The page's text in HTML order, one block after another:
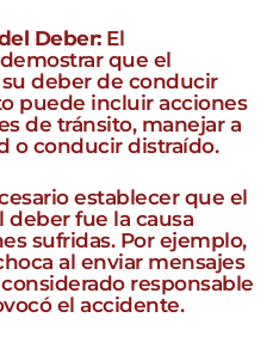
Deber:El
que el
deber de conducir
puede incluir acciones
de tránsito, manejar a
o conducir distraído.
establecer que el
fue la causa
sufridas. Por ejemplo,
al enviar mensajes
responsable
el accidente.